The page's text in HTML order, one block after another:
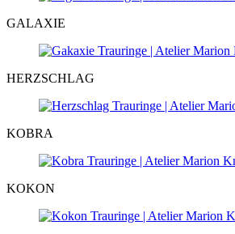
GALAXIE
HERZSCHLAG
KOBRA
KOKON